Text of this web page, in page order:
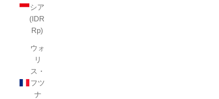
シア
(IDR
Rp)
ウォ
リ
ス・
フツ
ナ